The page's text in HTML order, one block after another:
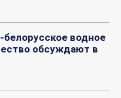
белорусское водное
обсуждают в